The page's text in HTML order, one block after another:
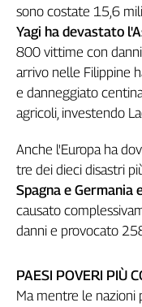
settimana
Collettiva
Girasoli
Il
Sassolino
Linea
Tech
It
Easy
Inserti
InFlai
sono costate 15,6
Yagi ha devastato
800 vittime con
arrivo nelle Filippine
e danneggiato
agricoli, investendo
Anche l'Europa ha
tre dei dieci disastri
Spagna e Germania
causato
danni e provocato
PAESI POVERI PIÙ
Ma mentre le nazioni